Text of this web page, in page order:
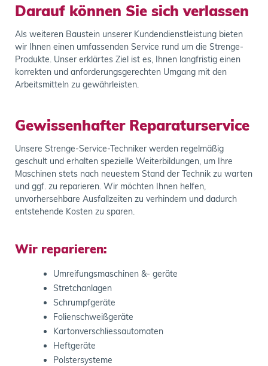
Darauf können Sie sich verlassen
Als weiteren Baustein unserer Kundendienstleistung bieten
wir Ihnen einen umfassenden Service rund um die Strenge-
Produkte. Unser erklärtes Ziel ist es, Ihnen langfristig einen
korrekten und anforderungsgerechten Umgang mit den
Arbeitsmitteln zu gewährleisten.
Gewissenhafter Reparaturservice
Unsere Strenge-Service-Techniker werden regelmäßig
geschult und erhalten spezielle Weiterbildungen, um Ihre
Maschinen stets nach neuestem Stand der Technik zu warten
und ggf. zu reparieren. Wir möchten Ihnen helfen,
unvorhersehbare Ausfallzeiten zu verhindern und dadurch
entstehende Kosten zu sparen.
Wir reparieren:
Umreifungsmaschinen &- geräte
Stretchanlagen
Schrumpfgeräte
Folienschweißgeräte
Kartonverschliessautomaten
Heftgeräte
Polstersysteme